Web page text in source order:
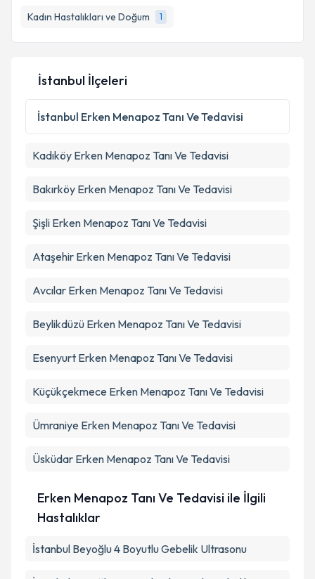
Kadın Hastalıkları ve Doğum
1
İstanbul İlçeleri
İstanbul Erken Menapoz Tanı Ve Tedavisi
Kadıköy Erken Menapoz Tanı Ve Tedavisi
Bakırköy Erken Menapoz Tanı Ve Tedavisi
Şişli Erken Menapoz Tanı Ve Tedavisi
Ataşehir Erken Menapoz Tanı Ve Tedavisi
Avcılar Erken Menapoz Tanı Ve Tedavisi
Beylikdüzü Erken Menapoz Tanı Ve Tedavisi
Esenyurt Erken Menapoz Tanı Ve Tedavisi
Küçükçekmece Erken Menapoz Tanı Ve Tedavisi
Ümraniye Erken Menapoz Tanı Ve Tedavisi
Üsküdar Erken Menapoz Tanı Ve Tedavisi
Erken Menapoz Tanı Ve Tedavisi ile İlgili
Hastalıklar
İstanbul Beyoğlu 4 Boyutlu Gebelik Ultrasonu